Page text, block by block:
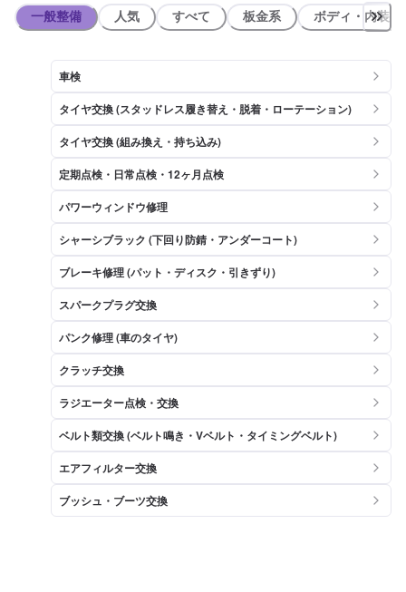
一般整備 人気 すべて 板金系 ボディ・内装
車検
タイヤ交換 (スタッドレス履き替え・脱着・ローテーション)
タイヤ交換 (組み換え・持ち込み)
定期点検・日常点検・12ヶ月点検
パワーウィンドウ修理
シャーシブラック (下回り防錆・アンダーコート)
ブレーキ修理 (パット・ディスク・引きずり)
スパークプラグ交換
パンク修理 (車のタイヤ)
クラッチ交換
ラジエーター点検・交換
ベルト類交換 (ベルト鳴き・Vベルト・タイミングベルト)
エアフィルター交換
ブッシュ・ブーツ交換